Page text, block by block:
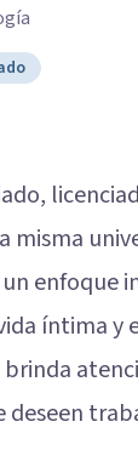
enfoque
íntima y
deseen